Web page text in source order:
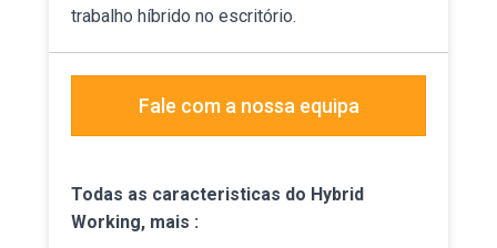
trabalho híbrido no escritório.
Fale com a nossa equipa
Todas as caracteristicas do Hybrid
Working, mais :